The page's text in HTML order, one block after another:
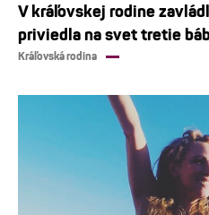
V kráľovskej rodine
priviedla na svet tretie
Kráľovská rodina